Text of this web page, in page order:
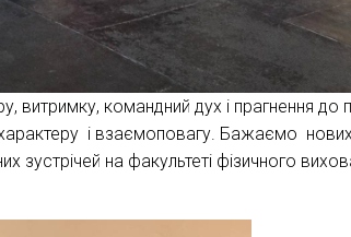
витримку, командний дух і прагнення до
і взаємоповагу. Бажаємо
зустрічей на факультеті фізичного